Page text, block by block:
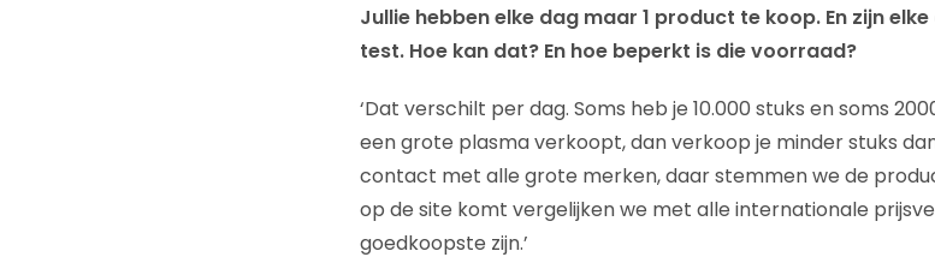
Jullie hebben elke dag maar 1 product te koop. En zijn
test. Hoe kan dat? En hoe beperkt is die voorraad?
‘Dat verschilt per dag. Soms heb je 10.000 stuks en soms
een grote plasma verkoopt, dan verkoop je minder stuks
contact met alle grote merken, daar stemmen we de
op de site komt vergelijken we met alle internationale
goedkoopste zijn.’